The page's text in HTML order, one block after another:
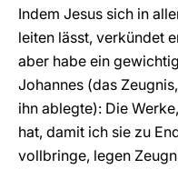
Indem Jesus sich in
leiten lässt, verkündet
aber habe ein
Johannes (das
ihn ablegte): Die
hat, damit ich sie zu
vollbringe, legen